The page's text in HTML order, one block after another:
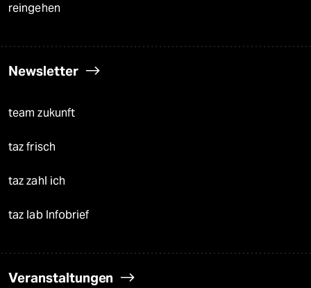
reingehen
Newsletter
team zukunft
taz frisch
taz zahl ich
taz lab Infobrief
Veranstaltungen